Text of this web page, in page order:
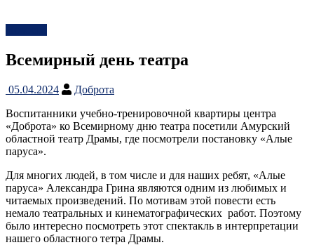
Всемирный день театра
05.04.2024
Доброта
Воспитанники учебно-тренировочной квартиры центра
«Доброта» ко Всемирному дню театра посетили Амурский
областной театр Драмы, где посмотрели постановку «Алые
паруса».
Для многих людей, в том числе и для наших ребят, «Алые
паруса» Александра Грина являются одним из любимых и
читаемых произведений. По мотивам этой повести есть
немало театральных и кинематографических работ. Поэтому
было интересно посмотреть этот спектакль в интерпретации
нашего областного тетра Драмы.